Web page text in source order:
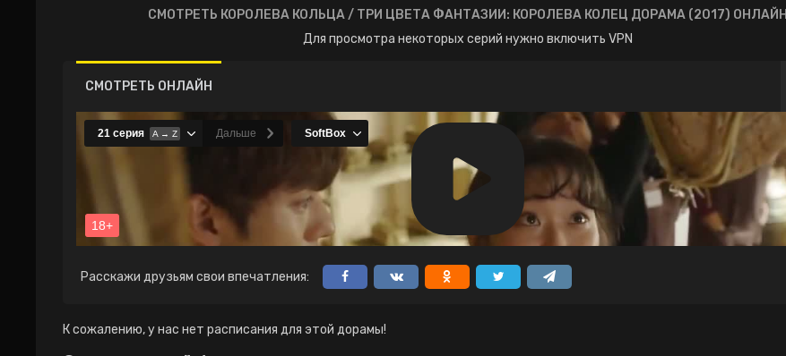
СМОТРЕТЬ КОРОЛЕВА КОЛЬЦА / ТРИ ЦВЕТА ФАНТАЗИИ: КОРОЛЕВА КОЛЕЦ ДОРАМА (2017) ОНЛАЙН
Для просмотра некоторых серий нужно включить VPN
СМОТРЕТЬ ОНЛАЙН
Расскажи друзьям свои впечатления:
К сожалению, у нас нет расписания для этой дорамы!